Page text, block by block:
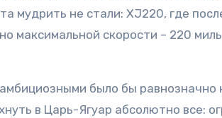
мудрить не стали: XJ220, где
максимальной скорости – 220
было бы равнозначно
в Царь-Ягуар абсолютно все: